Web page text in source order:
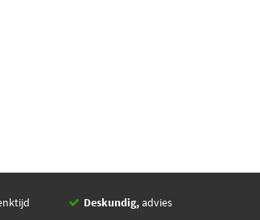
Deskundig,advies